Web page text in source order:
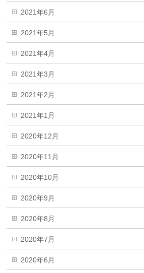
2021年6月
2021年5月
2021年4月
2021年3月
2021年2月
2021年1月
2020年12月
2020年11月
2020年10月
2020年9月
2020年8月
2020年7月
2020年6月